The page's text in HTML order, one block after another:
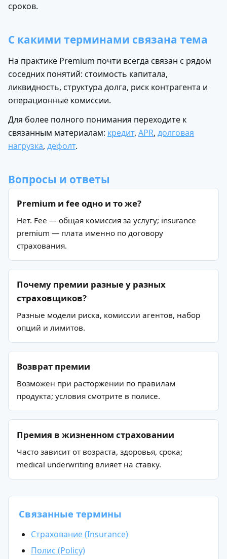
сроков.
С какими терминами связана тема
На практике Premium почти всегда связан с рядом
соседних понятий: стоимость капитала,
ликвидность, структура долга, риск контрагента и
операционные комиссии.
Для более полного понимания переходите к
связанным материалам: кредит, APR, долговая
нагрузка, дефолт.
Вопросы и ответы
Premium и fee одно и то же?
Нет. Fee — общая комиссия за услугу; insurance
premium — плата именно по договору
страхования.
Почему премии разные у разных
страховщиков?
Разные модели риска, комиссии агентов, набор
опций и лимитов.
Возврат премии
Возможен при расторжении по правилам
продукта; условия смотрите в полисе.
Премия в жизненном страховании
Часто зависит от возраста, здоровья, срока;
medical underwriting влияет на ставку.
Связанные термины
Страхование (Insurance)
Полис (Policy)
Получите консультацию
О SF Education
Реферальная программа
Наши эксперты
Правовая информация
Корпоративным клиентам
Отзывы
Cловарь иностранных терминов
Популярные направления
Менеджмент и управление
Программирование
Финансы
Mini-MBA
Банковским сотрудникам
Soft Skills
Каталог курсов